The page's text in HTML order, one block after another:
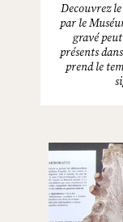
Decouvrez
par le
gravé
présents
prend le